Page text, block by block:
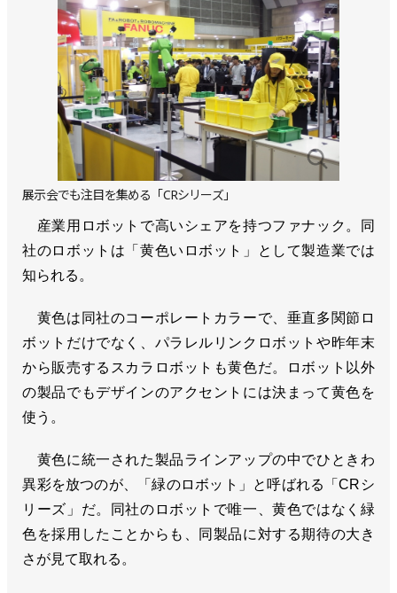
展示会でも注目を集める「CRシリーズ」
産業用ロボットで高いシェアを持つファナック。同
社のロボットは「黄色いロボット」として製造業では
知られる。
黄色は同社のコーポレートカラーで、垂直多関節ロ
ボットだけでなく、パラレルリンクロボットや昨年末
から販売するスカラロボットも黄色だ。ロボット以外
の製品でもデザインのアクセントには決まって黄色を
使う。
黄色に統一された製品ラインアップの中でひときわ
異彩を放つのが、「緑のロボット」と呼ばれる「CRシ
リーズ」だ。同社のロボットで唯一、黄色ではなく緑
色を採用したことからも、同製品に対する期待の大き
さが見て取れる。